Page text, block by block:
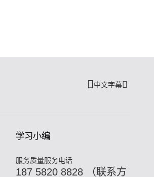
中文字幕
学习小编
服务质量服务电话
187 5820 8828 （联系方